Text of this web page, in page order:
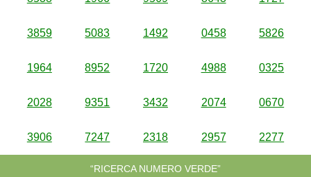
3859 5083 1492 0458 5826
1964 8952 1720 4988 0325
2028 9351 3432 2074 0670
3906 7247 2318 2957 2277
“RICERCA NUMERO VERDE”